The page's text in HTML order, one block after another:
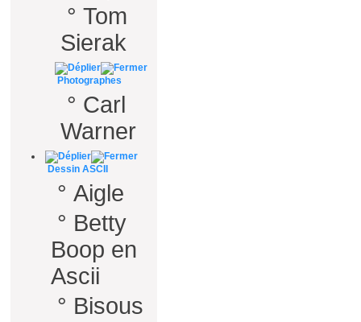
° Tom
Sierak
Photographes
° Carl
Warner
Dessin ASCII
° Aigle
° Betty
Boop en
Ascii
° Bisous